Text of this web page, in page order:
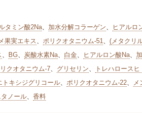
タミン酸2Na、 加水分解コラーゲン、
ヒアルロ
果実エキス、 ポリクオタニウム-51、 (メタクリ
、 BG、 炭酸水素Na、 白金、 ヒアルロン酸Na、
クオタニウム-7、 グリセリン、
トレハロース
トキシジグリコール、 ポリクオタニウム-22、 メ
ノール、 香料